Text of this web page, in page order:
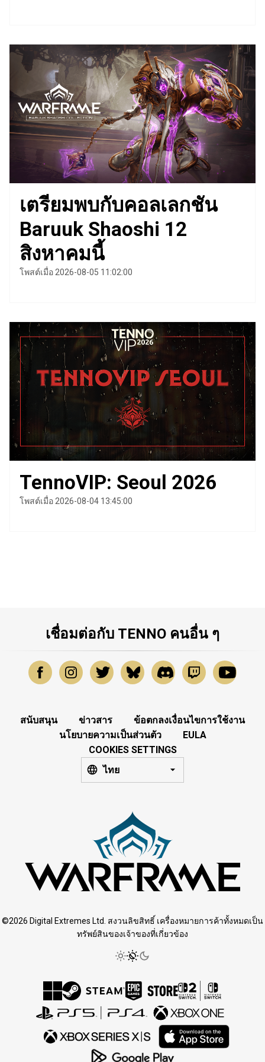
เตรียมพบกับคอลเลกชัน
Baruuk Shaoshi 12
สิงหาคมนี้
โพสต์เมื่อ 2026-08-05 11:02:00
TennoVIP: Seoul 2026
โพสต์เมื่อ 2026-08-04 13:45:00
เชื่อมต่อกับ TENNO คนอื่น ๆ
สนับสนุน ข่าวสาร
ข้อตกลงเงื่อนไขการใช้งาน
นโยบายความเป็นส่วนตัว
EULA
COOKIES SETTINGS
ไทย
©2026 Digital Extremes Ltd. สงวนลิขสิทธิ์ เครื่องหมายการค้าทั้งหมดเป็น
ทรัพย์สินของเจ้าของที่เกี่ยวข้อง